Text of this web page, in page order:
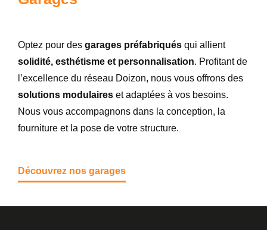
Optez pour des garages préfabriqués qui allient
solidité, esthétisme et personnalisation. Profitant de
l’excellence du réseau Doizon, nous vous offrons des
solutions modulaires et adaptées à vos besoins.
Nous vous accompagnons dans la conception, la
fourniture et la pose de votre structure.
Découvrez nos garages